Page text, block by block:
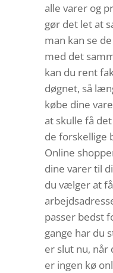
alle varer og
gør det let at
man kan se
med det
kan du rent
døgnet, så
købe dine
at skulle få
de forskellige
Online
dine varer til
du vælger at
passer bedst
gange har du
er slut nu, når
er ingen kø